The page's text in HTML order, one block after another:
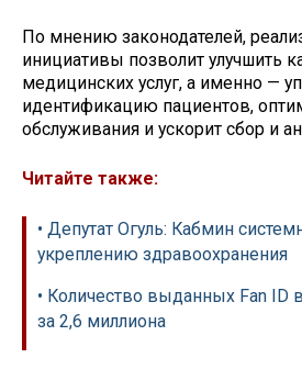
По мнению законодателей,
инициативы позволит улучшить
медицинских услуг, а именно —
идентификацию пациентов,
обслуживания и ускорит сбор и
Читайте также:
• Депутат Огуль: Кабмин
укреплению здравоохранения
• Количество выданных Fan ID
за 2,6 миллиона